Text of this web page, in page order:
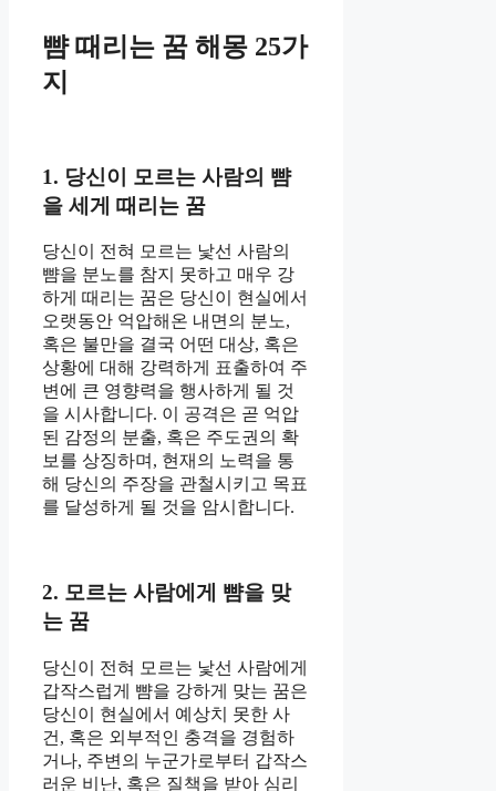
뺨 때리는 꿈 해몽 25가
지
1. 당신이 모르는 사람의 뺨
을 세게 때리는 꿈
당신이 전혀 모르는 낯선 사람의
뺨을 분노를 참지 못하고 매우 강
하게 때리는 꿈은 당신이 현실에서
오랫동안 억압해온 내면의 분노,
혹은 불만을 결국 어떤 대상, 혹은
상황에 대해 강력하게 표출하여 주
변에 큰 영향력을 행사하게 될 것
을 시사합니다. 이 공격은 곧 억압
된 감정의 분출, 혹은 주도권의 확
보를 상징하며, 현재의 노력을 통
해 당신의 주장을 관철시키고 목표
를 달성하게 될 것을 암시합니다.
2. 모르는 사람에게 뺨을 맞
는 꿈
당신이 전혀 모르는 낯선 사람에게
갑작스럽게 뺨을 강하게 맞는 꿈은
당신이 현실에서 예상치 못한 사
건, 혹은 외부적인 충격을 경험하
거나, 주변의 누군가로부터 갑작스
러운 비난, 혹은 질책을 받아 심리